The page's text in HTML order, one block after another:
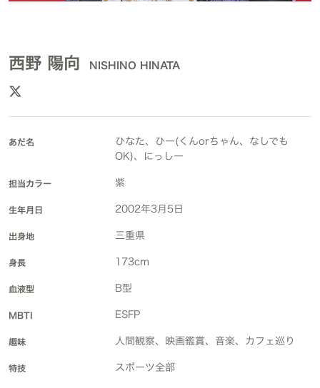
西野 陽向 NISHINO HINATA
あだ名
ひなた、ひー(くんorちゃん、なしでも
OK)、にっしー
担当カラー 紫
生年月日 2002年3月5日
出身地 三重県
身長 173cm
血液型 B型
MBTI ESFP
趣味 人間観察、映画鑑賞、音楽、カフェ巡り
特技 スポーツ全部